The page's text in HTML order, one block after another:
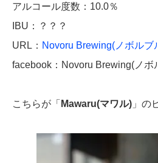
アルコール度数：10.0％
IBU：？？？
URL： Novoru Brewing(ノボルブ
facebook：Novoru Brewing(ノ
こちらが「 Mawaru(マワル) 」の